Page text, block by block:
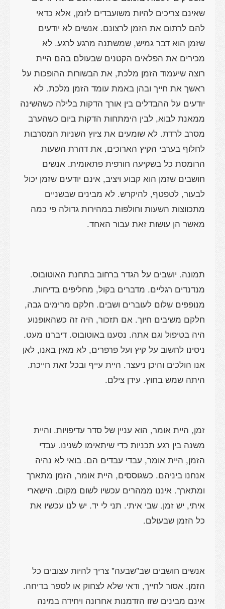
שאינם צריכים להיות משועבדים לזמן, אלא כדאי
להם לרתום את הזמן לרצונם. אנשים לא יודעים
שזמן הוא דבר גמיש, שמשתנה מרגע לרגע. לא
מכירים את הפלאים הקטנים שבעולם בהם היית
רוצה שיעמוד הזמן מלכת, את הבשורות ההופכות על
ראשך את חייך ובהן באמת עומד הזמן מלכת. לא
יודעים על ההבדלים בין אורך הדקות בלילה כשהשינה
ממאנת לבוא, לבין הימתחות הדקות ביום כשהערב
מסרב לרדת. לא שומעים את ציוץ השניות המסרבות
לחלוף בערבי הקיץ הארוכים, את דהרת השעות
הרומסת כל בשקיעה חורפית פתאומית. אנשים
חושבים שזמן הוא קבוע ויציב, אינם יודעים שזמן יכול
לבעור, לטפטף, להיקרש. לא מבינים שבשניים
מתכווצות השעות וחולפות במהירות גדולה פי כמה
מאשר הן עושות זאת עבור האחד.
תמונה. יושבים על הגדר ברחוב בתחנת האוטובוס.
מנדנדים רגליים. מדברים בקול, מחליפים בדיחות.
מנופפים שלום לעוברים ושבים. חלקם מרימים גבה,
חלקם משיבים חיוך. אם תזכור, היה זה כשהאופנוע
היה בטיפול וגם אתה. נסענו באוטובוס. דיברנו מעט.
ניסינו לחשוב על קיץ ועל פרפרים, לא מאין באנו, לאן
אנו הולכים והיכן ניעצר. היית עייף ובכל זאת חייכת.
היתה שמש בחוץ. עידן צילם.
זמן, היית אומר, הוא עניין של סדר עדיפויות. והיית
משנה בין רגע תכניות כדי שיתאימו לשנינו. עבדי
הזמן, היית אומר, עבדי עבדים הם. בואי לא נהיה
אנחנו ביניהם. כשגוססים, היית אומר, הזמן מתארך
ומתארך. איננו ממהרים עכשיו לשום מקום. הישארי
איתי, יש זמן. שבי איתי. תני לי יד. יש לנו עכשיו את
כל הזמן שבעולם.
אנשים חושבים שב"שבעה" צריך להיות עצובים כל
הזמן. אסור לחייך, ודאי שלא לצחוק או לספר בדיחה.
אינם מבינים שזו הזדמנות אחרונה ויחידה במינה